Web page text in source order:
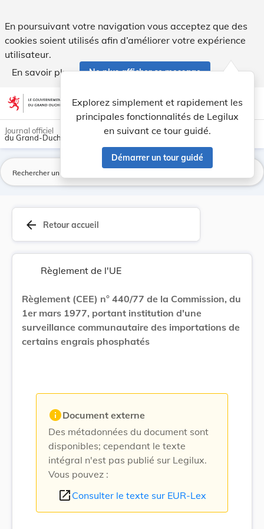
En poursuivant votre navigation vous acceptez que des
cookies soient utilisés afin d’améliorer votre expérience
utilisateur.
En savoir plus
Ne plus afficher ce message
Aller au contenu account_circle help Aide
Explorez simplement et rapidement les
principales fonctionnalités de Legilux
en suivant ce tour guidé.
Démarrer un tour guidé
light_mode dark_mode
Journal officiel
du Grand-Duché de Luxembourg
arrow_back Retour accueil
Règlement de l'UE
Règlement (CEE) n° 440/77 de la Commission, du
1er mars 1977, portant institution d'une
surveillance communautaire des importations de
certains engrais phosphatés
infoDocument externe
Des métadonnées du document sont
disponibles; cependant le texte
intégral n'est pas publié sur Legilux.
Vous pouvez :
open_in_new Consulter le texte sur EUR-Lex